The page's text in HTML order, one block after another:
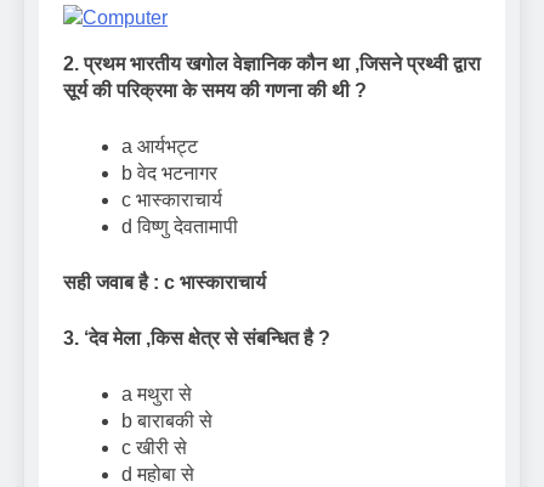
2. प्रथम भारतीय खगोल वेज्ञानिक कौन था ,जिसने प्रथ्वी द्वारा
सूर्य की परिक्रमा के समय की गणना की थी ?
a आर्यभट्ट
b वेद भटनागर
c भास्काराचार्य
d विष्णु देवतामापी
सही जवाब है : c भास्काराचार्य
3. ‘देव मेला ,किस क्षेत्र से संबन्धित है ?
a मथुरा से
b बाराबकी से
c खीरी से
d महोबा से